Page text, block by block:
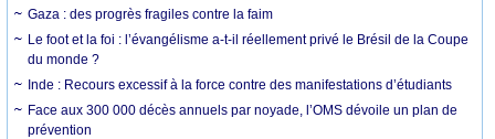
Gaza : des progrès fragiles contre la faim
Le foot et la foi : l’évangélisme a-t-il réellement privé le Brésil de la Coupe
du monde ?
Inde : Recours excessif à la force contre des manifestations d’étudiants
Face aux 300 000 décès annuels par noyade, l’OMS dévoile un plan de
prévention